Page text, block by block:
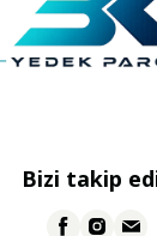
Bizi takip